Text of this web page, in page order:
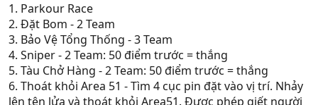
1. Parkour Race
2. Đặt Bom - 2 Team
3. Bảo Vệ Tổng Thống - 3 Team
4. Sniper - 2 Team: 50 điểm trước = thắng
5. Tàu Chở Hàng - 2 Team: 50 điểm trước = thắng
6. Thoát khỏi Area 51 - Tìm 4 cục pin đặt vào vị trí. Nhảy
lên tên lửa và thoát khỏi Area51. Được phép giết người